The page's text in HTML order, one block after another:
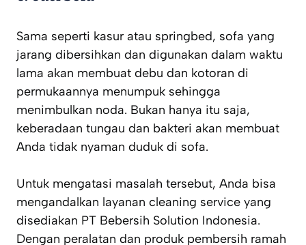
Sama seperti kasur atau springbed, sofa yang
jarang dibersihkan dan digunakan dalam waktu
lama akan membuat debu dan kotoran di
permukaannya menumpuk sehingga
menimbulkan noda. Bukan hanya itu saja,
keberadaan tungau dan bakteri akan membuat
Anda tidak nyaman duduk di sofa.
Untuk mengatasi masalah tersebut, Anda bisa
mengandalkan layanan cleaning service yang
disediakan PT Bebersih Solution Indonesia.
Dengan peralatan dan produk pembersih ramah